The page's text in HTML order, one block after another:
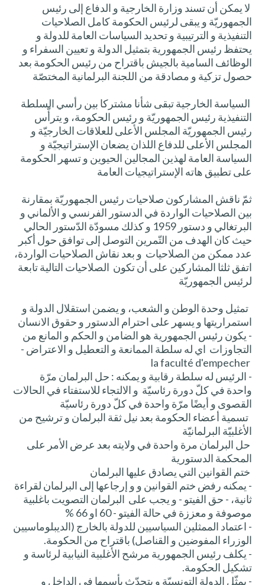
لا يمكن أن تسند وزارة الخارجية و الدفاع إلى رئيس
الجمهوريّة و يبقى لرئيس الحكومة كامل الصلاحيات
التنفيذية و الترتيبية و تحديد السياسات العامة للدولة و
يحتفظ رئيس الجمهورية بتمثيل الدولة و تعيين السفراء و
الوظائف السامية بالجيش باقتراح من رئيس الحكومة بعد
حصول تزكية و مصادقة من اللجنة البرلمانية المختصّة
السياسة الخارجية تبقى شأنا مشتركا بين رأسي السلطة
التنفيذية رئيس الجمهوريّة و رئيس الحكومة، و يترأّس
رئيس الجمهوريّة المجلس الأعلى للعلاقات الخارجيّة و
المجلس الأعلى للدفاع اللذان يضعان الإستراتيجيّة و
السياسة العامة لهذين المجالين الحيوين و تسهر الحكومة
على تطبيق هاته الإستراتيجيات العامة
ثمّ ناقش المشاركون صلاحيات رئيس الجمهوريّة بمقارنة
بين الصلاحيات الواردة في الدستور الفرنسي و الألماني و
البرتغالي و دستور 1959 و كذلك مسودّة الدّستور الحالي
حيث كان الهدف من التّمرين التوصل إلى توافق حول أكبر
عدد ممكن من الصلاحيات و بعد نقاش الصلاحيات الواردة،
اتفق ثلثا المشاركين على أن تكون الصلاحيات التالية تابعة
لرئيس الجمهوريّة
تمثيل وحدة الوطن و الشعب، و يضمن استقلال الدولة و
استمراريتها و يسهر على احترام الدستور و حقوق الانسان
- يكون رئيس الجمهورية هو الضامن و الحكم و المانع من
التجاوزات اي له سلطة الممانعة و التعطيل و الاعتراض -
- الرئيس له سلطة رقابية و يمكنه : حل البرلمان مرّة
واحدة في كلّ دورة رئاسيّة و الالتجاء للاستفتاء في الحالات
القصوى و أيضًا مرّة واحدة في كلّ دورة رئاسيّة
تسمية أعضاء الحكومة بعد نيل ثقة البرلمان و ترشيح من
الأغلبيّة البرلمانيّة
حل البرلمان مرة واحدة في ولايته بعد عرض الأمر على
المحكمة الدستورية
ختم القوانين التي يصادق عليها البرلمان
- يمكنه رفض ختم القوانين و و إرجاعها إلى البرلمان لقراءة
ثانية، - حق الفيتو - و يجب على البرلمان التصويت باغلبية
موصوفة و معززة في حالة الفيتو - 60 او 66 %
- اعتماد الممثلين السياسيين للدولة بالخارج (الديبلوماسيين
الوزراء المفوضين و القناصل) باقتراح من الحكومة.
- يكلف رئيس الجمهورية مرشح الأغلبية النيابية لرئاسة و
تشكيل الحكومة.
- يمثّل الدولة التونسيّة و يتحدّث بأسمها في الداخل و